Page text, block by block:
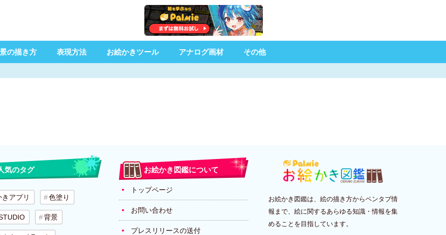
の描き方 表現方法 お絵かきツール アナログ画材 その他
気のタグ
アプリ 色塗り
背景
お絵かき図鑑について
トップページ
お問い合わせ
プレスリリースの送付
お絵かき図鑑は、絵の描き方からペンタブ情
報まで、絵に関するあらゆる知識・情報を集
めることを目指しています。